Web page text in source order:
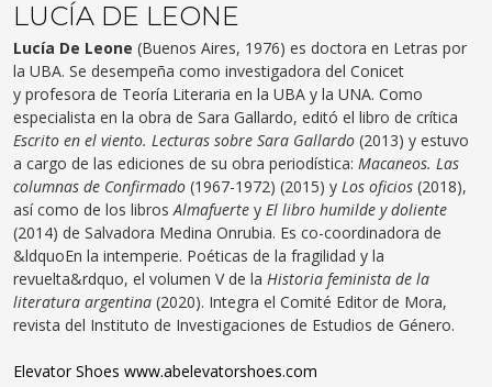
LUCÍA DE LEONE
Lucía De Leone (Buenos Aires, 1976) es doctora en Letras por
la UBA. Se desempeña como investigadora del Conicet
y profesora de Teoría Literaria en la UBA y la UNA. Como
especialista en la obra de Sara Gallardo, editó el libro de crítica
Escrito en el viento. Lecturas sobre Sara Gallardo (2013) y estuvo
a cargo de las ediciones de su obra periodística: Macaneos. Las
columnas de Confirmado (1967-1972) (2015) y Los oficios (2018),
así como de los libros Almafuerte y El libro humilde y doliente
(2014) de Salvadora Medina Onrubia. Es co-coordinadora de
&ldquoEn la intemperie. Poéticas de la fragilidad y la
revuelta&rdquo, el volumen V de la Historia feminista de la
literatura argentina (2020). Integra el Comité Editor de Mora,
revista del Instituto de Investigaciones de Estudios de Género.
Elevator Shoes www.abelevatorshoes.com